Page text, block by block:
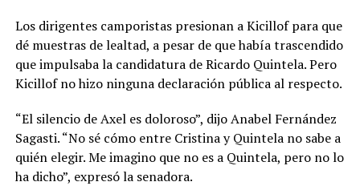
Los dirigentes camporistas presionan a Kicillof para que
dé muestras de lealtad, a pesar de que había trascendido
que impulsaba la candidatura de Ricardo Quintela. Pero
Kicillof no hizo ninguna declaración pública al respecto.
“El silencio de Axel es doloroso”, dijo Anabel Fernández
Sagasti. “No sé cómo entre Cristina y Quintela no sabe a
quién elegir. Me imagino que no es a Quintela, pero no lo
ha dicho”, expresó la senadora.